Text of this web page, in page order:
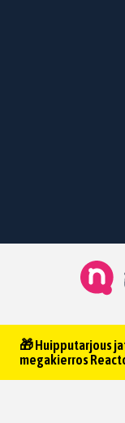
🎁 Huipputarjous
megakierros